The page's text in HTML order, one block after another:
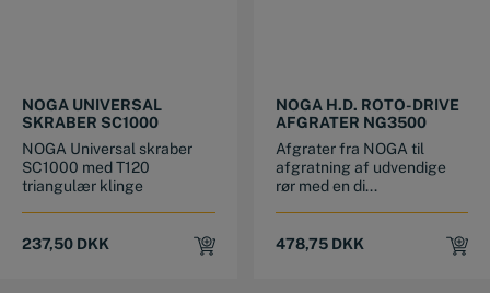
NOGA UNIVERSAL
SKRABER SC1000
NOGA Universal skraber
SC1000 med T120
triangulær klinge
237,50 DKK
NOGA H.D. ROTO-DRIVE
AFGRATER NG3500
Afgrater fra NOGA til
afgratning af udvendige
rør med en di...
478,75 DKK